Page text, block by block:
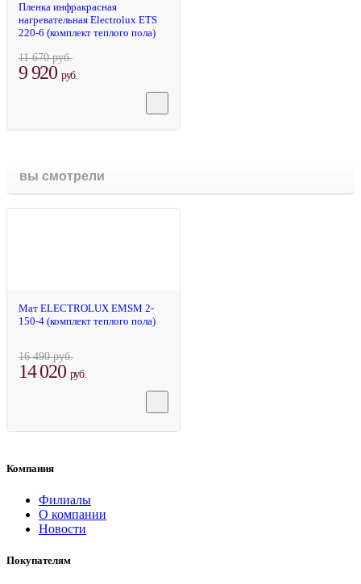
Пленка инфракрасная
нагревательная Electrolux ETS
220-6 (комплект теплого пола)
11 670 руб.
9 920 руб.
вы смотрели
Мат ELECTROLUX EMSM 2-
150-4 (комплект теплого пола)
16 490 руб.
14 020 руб.
Компания
Филиалы
О компании
Новости
Покупателям